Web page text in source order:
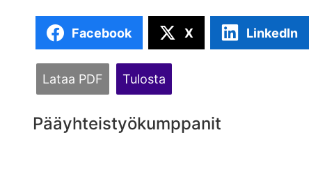
Facebook X LinkedIn
Lataa PDF Tulosta
Pääyhteistyökumppanit